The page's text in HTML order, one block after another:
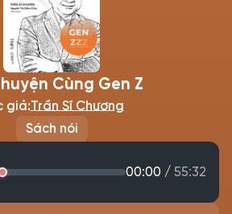
Sách nói
Cùng Gen Z
giả:Trần Sĩ Chương
00:00 / 55:32